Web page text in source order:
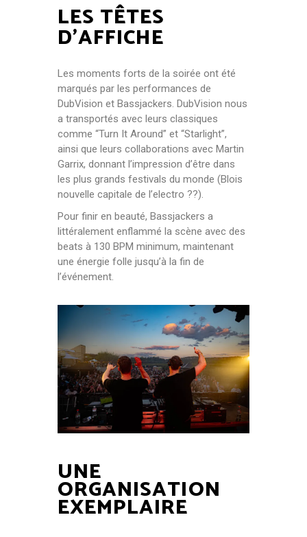
LES TÊTES
D’AFFICHE
Les moments forts de la soirée ont été
marqués par les performances de
DubVision et Bassjackers. DubVision nous
a transportés avec leurs classiques
comme “Turn It Around” et “Starlight”,
ainsi que leurs collaborations avec Martin
Garrix, donnant l’impression d’être dans
les plus grands festivals du monde (Blois
nouvelle capitale de l’electro ??).
Pour finir en beauté, Bassjackers a
littéralement enflammé la scène avec des
beats à 130 BPM minimum, maintenant
une énergie folle jusqu’à la fin de
l’événement.
UNE
ORGANISATION
EXEMPLAIRE